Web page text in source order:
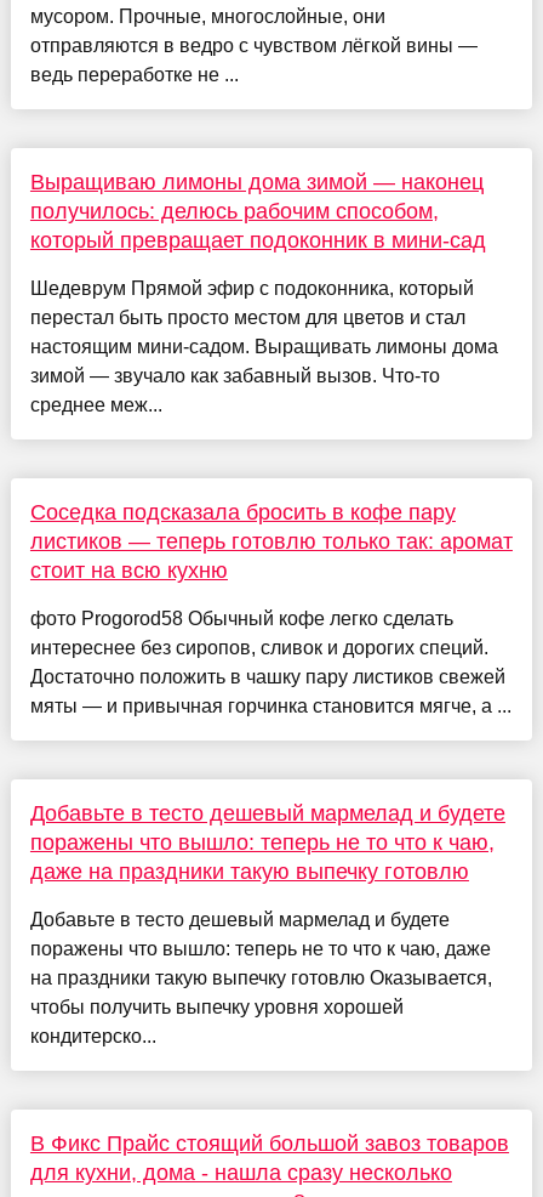
мусором. Прочные, многослойные, они
отправляются в ведро с чувством лёгкой вины —
ведь переработке не ...
Выращиваю лимоны дома зимой — наконец
получилось: делюсь рабочим способом,
который превращает подоконник в мини-сад
Шедеврум Прямой эфир с подоконника, который
перестал быть просто местом для цветов и стал
настоящим мини-садом. Выращивать лимоны дома
зимой — звучало как забавный вызов. Что-то
среднее меж...
Соседка подсказала бросить в кофе пару
листиков — теперь готовлю только так: аромат
стоит на всю кухню
фото Progorod58 Обычный кофе легко сделать
интереснее без сиропов, сливок и дорогих специй.
Достаточно положить в чашку пару листиков свежей
мяты — и привычная горчинка становится мягче, а ...
Добавьте в тесто дешевый мармелад и будете
поражены что вышло: теперь не то что к чаю,
даже на праздники такую выпечку готовлю
Добавьте в тесто дешевый мармелад и будете
поражены что вышло: теперь не то что к чаю, даже
на праздники такую выпечку готовлю Оказывается,
чтобы получить выпечку уровня хорошей
кондитерско...
В Фикс Прайс стоящий большой завоз товаров
для кухни, дома - нашла сразу несколько